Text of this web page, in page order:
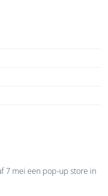
7 mei een pop-up store in